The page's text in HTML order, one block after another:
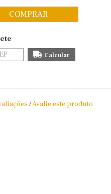
COMPRAR
/Avalie este produto